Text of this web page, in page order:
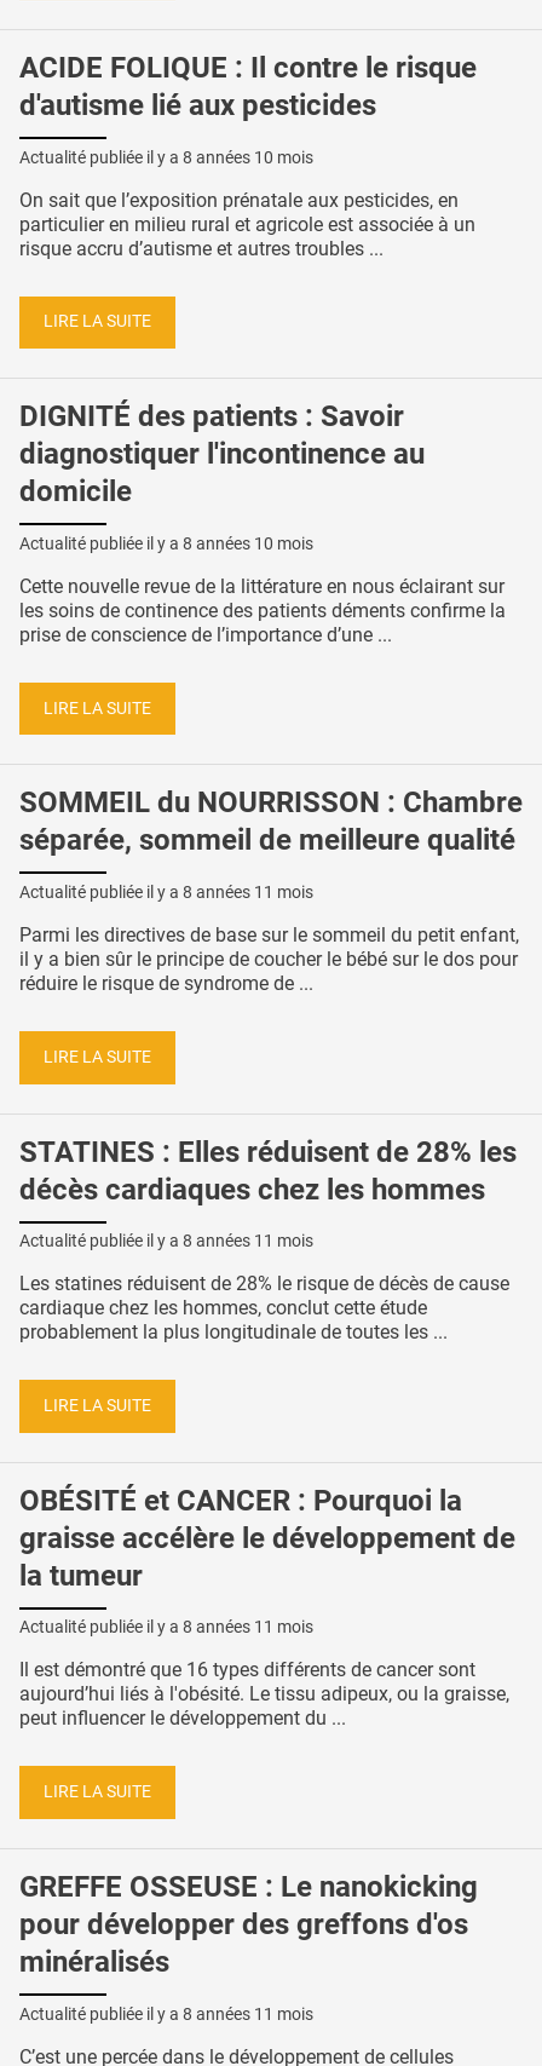
ACIDE FOLIQUE : Il contre le risque
d'autisme lié aux pesticides
Actualité publiée il y a 8 années 10 mois
On sait que l’exposition prénatale aux pesticides, en
particulier en milieu rural et agricole est associée à un
risque accru d’autisme et autres troubles ...
LIRE LA SUITE
DIGNITÉ des patients : Savoir
diagnostiquer l'incontinence au
domicile
Actualité publiée il y a 8 années 10 mois
Cette nouvelle revue de la littérature en nous éclairant sur
les soins de continence des patients déments confirme la
prise de conscience de l’importance d’une ...
LIRE LA SUITE
SOMMEIL du NOURRISSON : Chambre
séparée, sommeil de meilleure qualité
Actualité publiée il y a 8 années 11 mois
Parmi les directives de base sur le sommeil du petit enfant,
il y a bien sûr le principe de coucher le bébé sur le dos pour
réduire le risque de syndrome de ...
LIRE LA SUITE
STATINES : Elles réduisent de 28% les
décès cardiaques chez les hommes
Actualité publiée il y a 8 années 11 mois
Les statines réduisent de 28% le risque de décès de cause
cardiaque chez les hommes, conclut cette étude
probablement la plus longitudinale de toutes les ...
LIRE LA SUITE
OBÉSITÉ et CANCER : Pourquoi la
graisse accélère le développement de
la tumeur
Actualité publiée il y a 8 années 11 mois
Il est démontré que 16 types différents de cancer sont
aujourd’hui liés à l'obésité. Le tissu adipeux, ou la graisse,
peut influencer le développement du ...
LIRE LA SUITE
GREFFE OSSEUSE : Le nanokicking
pour développer des greffons d'os
minéralisés
Actualité publiée il y a 8 années 11 mois
C’est une percée dans le développement de cellules